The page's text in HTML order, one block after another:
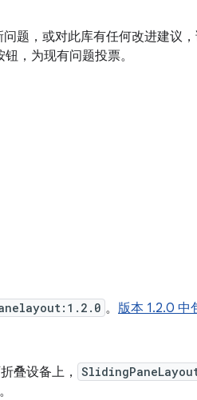
题，或对此库有任何改进建议
，为现有问题投票。
。 版本 1.2.0 中
叠设备上，